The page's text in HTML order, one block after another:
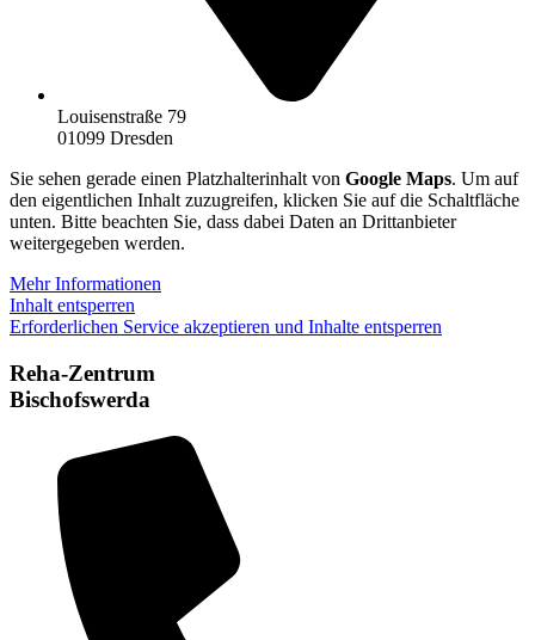
Louisenstraße 79
01099 Dresden
Sie sehen gerade einen Platzhalterinhalt von Google Maps. Um auf
den eigentlichen Inhalt zuzugreifen, klicken Sie auf die Schaltfläche
unten. Bitte beachten Sie, dass dabei Daten an Drittanbieter
weitergegeben werden.
Mehr Informationen
Inhalt entsperren
Erforderlichen Service akzeptieren und Inhalte entsperren
Reha-Zentrum
Bischofswerda